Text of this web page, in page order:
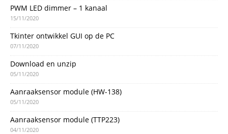
PWM LED dimmer – 1 kanaal
15/11/2020
Tkinter ontwikkel GUI op de PC
07/11/2020
Download en unzip
05/11/2020
Aanraaksensor module (HW-138)
05/11/2020
Aanraaksensor module (TTP223)
04/11/2020